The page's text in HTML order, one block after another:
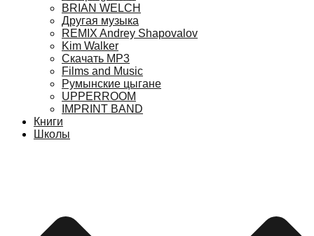
BRIAN WELCH
Другая музыка
REMIX Andrey Shapovalov
Kim Walker
Скачать MP3
Films and Music
Румынские цыгане
UPPERROOM
IMPRINT BAND
Книги
Школы